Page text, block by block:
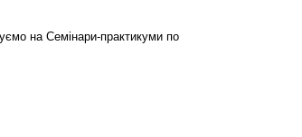
на Семінари-практикуми по